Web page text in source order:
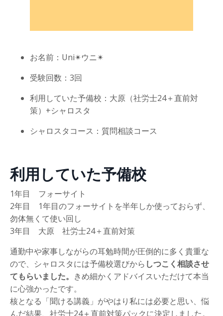
お名前：Uni✴︎ウニ✴︎
受験回数：3回
利用していた予備校：大原（社労士24＋直前対
策）+シャロスタ
シャロスタコース：質問相談コース
利用していた予備校
1年目 フォーサイト
2年目 1年目のフォーサイトを半年しか使っておらず、
勿体無くて使い回し
3年目 大原 社労士24＋直前対策
通勤中や家事しながらの耳勉時間が圧倒的に多く貴重な
ので、シャロスタには予備校選びから しつこく相談させ
てもらいました。 きめ細かくアドバイスいただけて本当
に心強かったです。
核となる「聞ける講義」がやはり私には必要と思い、悩
んだ結果、社労士24＋直前対策パックに決定しました。